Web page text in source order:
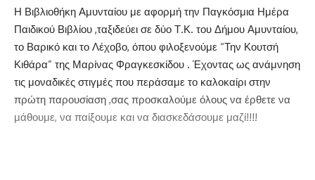
Η Βιβλιοθήκη Αμυνταίου με αφορμή την Παγκόσμια Ημέρα
Παιδικού Βιβλίου ,ταξιδεύει σε δύο Τ.Κ. του Δήμου Αμυνταίου,
το Βαρικό και το Λέχοβο, όπου φιλοξενούμε “Την Κουτσή
Κιθάρα” της Μαρίνας Φραγκεσκίδου . Έχοντας ως ανάμνηση
τις μοναδικές στιγμές που περάσαμε το καλοκαίρι στην
πρώτη παρουσίαση ,σας προσκαλούμε όλους να έρθετε να
μάθουμε, να παίξουμε και να διασκεδάσουμε μαζί!!!!